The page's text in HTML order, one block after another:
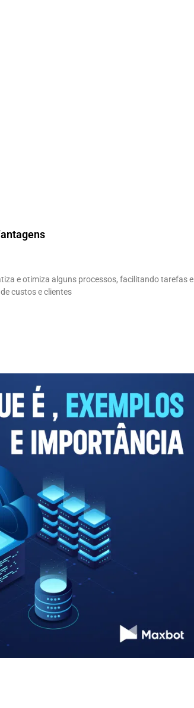
e otimiza alguns processos, facilitando tarefas e
custos e clientes